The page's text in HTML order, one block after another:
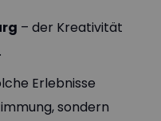
– der Kreativität
Erlebnisse
sondern